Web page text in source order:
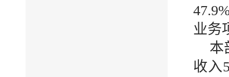
业务
本
收入